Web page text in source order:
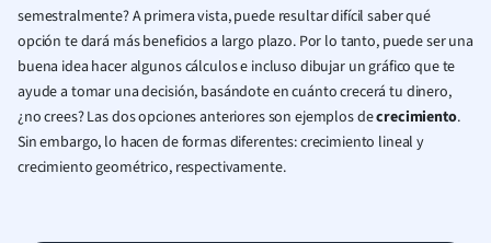
semestralmente? A primera vista, puede resultar difícil saber qué
opción te dará más beneficios a largo plazo. Por lo tanto, puede ser una
buena idea hacer algunos cálculos e incluso dibujar un gráfico que te
ayude a tomar una decisión, basándote en cuánto crecerá tu dinero,
¿no crees? Las dos opciones anteriores son ejemplos decrecimiento.
Sin embargo, lo hacen de formas diferentes: crecimiento lineal y
crecimiento geométrico, respectivamente.